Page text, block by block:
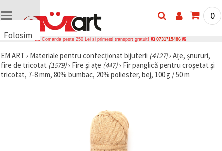
Folosim
uri
🍪 Folosim
cookie-uri
0
Comanda peste 250 Lei si primesti transport gratuit! 0731715486
EM ART › Materiale pentru confecționat bijuterii (4127)› Ațe, șnururi,
fire de tricotat (1579)› Fire și ațe (447)› Fir panglică pentru croșetat și
tricotat, 7-8 mm, 80% bumbac, 20% poliester, bej, 100 g / 50 m